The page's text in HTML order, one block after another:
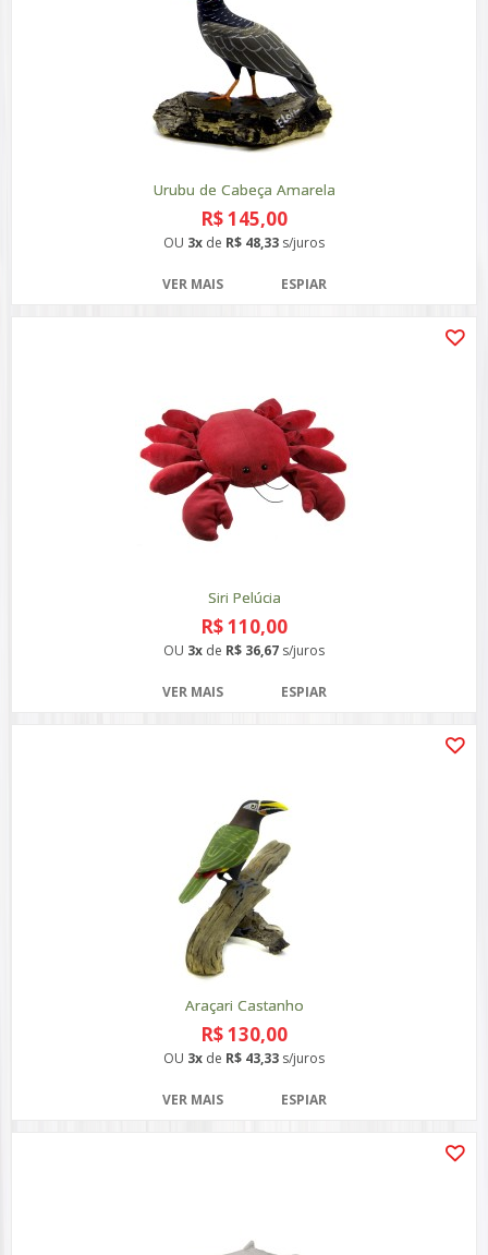
Urubu de Cabeça Amarela
R$ 145,00
OU 3x de R$ 48,33 s/juros
VER MAIS ESPIAR
Siri Pelúcia
R$ 110,00
OU 3x de R$ 36,67 s/juros
VER MAIS ESPIAR
Araçari Castanho
R$ 130,00
OU 3x de R$ 43,33 s/juros
VER MAIS ESPIAR